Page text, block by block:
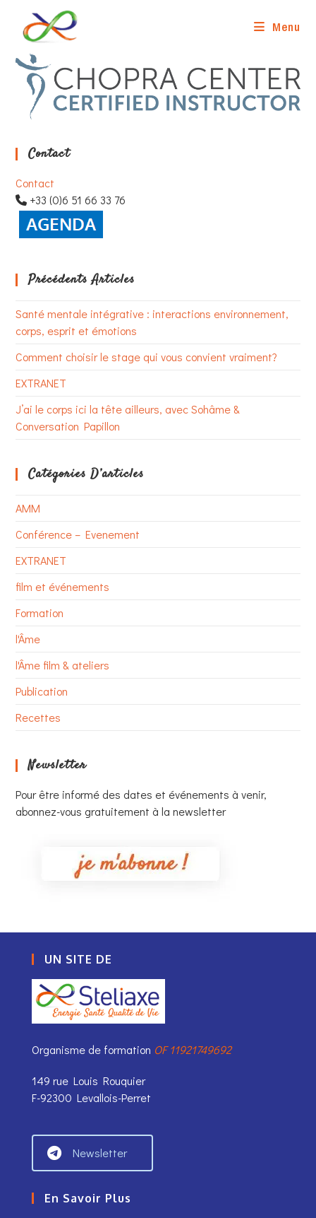
content
Menu
Contact
Contact
+33 (0)6 51 66 33 76
Précédents Articles
Santé mentale intégrative : interactions environnement,
corps, esprit et émotions
Comment choisir le stage qui vous convient vraiment?
EXTRANET
J’ai le corps ici la tête ailleurs, avec Sohâme &
Conversation Papillon
Catégories D’articles
AMM
Conférence – Evenement
EXTRANET
film et événements
Formation
l'Âme
l'Âme film & ateliers
Publication
Recettes
Newsletter
Pour être informé des dates et événements à venir,
abonnez-vous gratuitement à la newsletter
UN SITE DE
Organisme de formation OF 11921749692
149 rue Louis Rouquier
F-92300 Levallois-Perret
Newsletter
En Savoir Plus